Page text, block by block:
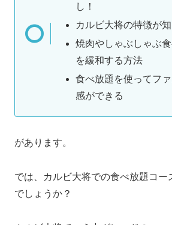
し！
カルビ大将の特徴が
焼肉やしゃぶしゃぶ
を緩和する方法
食べ放題を使ってフ
感ができる
があります。
では、カルビ大将での食べ放題コー
でしょうか？